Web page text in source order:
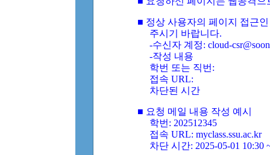
■ 정상 사용자의 페이지 접근
주시기 바랍니다.
-수신자 계정: cloud-
-작성 내용
학번 또는 직번:
접속 URL:
차단된 시간
■ 요청 메일 내용 작성 예시
학번: 202512345
접속 URL: myclass.ssu.ac.kr
차단 시간: 2025-05-01 10:30